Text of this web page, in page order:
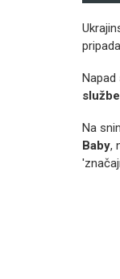
službe
Na
Baby,